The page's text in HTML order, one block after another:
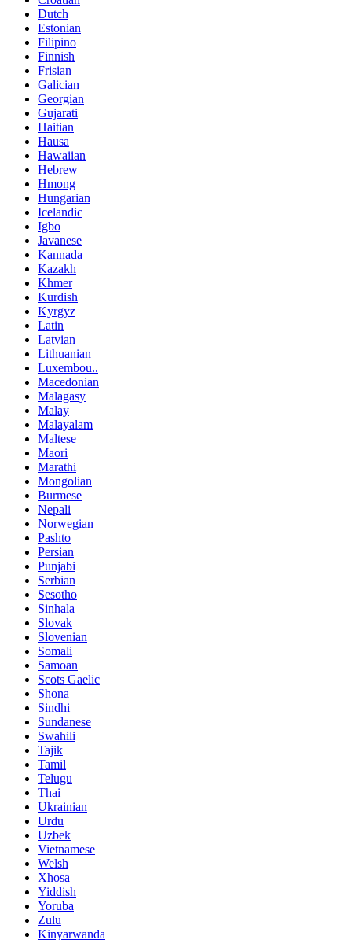
Dutch
Estonian
Filipino
Finnish
Frisian
Galician
Georgian
Gujarati
Haitian
Hausa
Hawaiian
Hebrew
Hmong
Hungarian
Icelandic
Igbo
Javanese
Kannada
Kazakh
Khmer
Kurdish
Kyrgyz
Latin
Latvian
Lithuanian
Luxembou..
Macedonian
Malagasy
Malay
Malayalam
Maltese
Maori
Marathi
Mongolian
Burmese
Nepali
Norwegian
Pashto
Persian
Punjabi
Serbian
Sesotho
Sinhala
Slovak
Slovenian
Somali
Samoan
Scots Gaelic
Shona
Sindhi
Sundanese
Swahili
Tajik
Tamil
Telugu
Thai
Ukrainian
Urdu
Uzbek
Vietnamese
Welsh
Xhosa
Yiddish
Yoruba
Zulu
Kinyarwanda